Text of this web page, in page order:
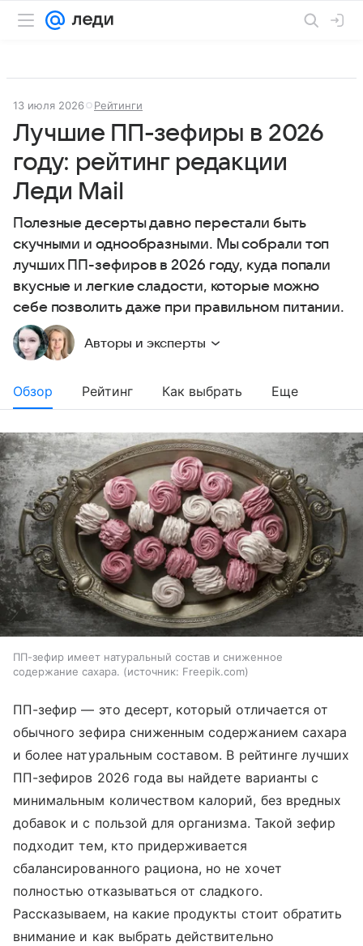
13 июля 2026 Рейтинги
Лучшие ПП-зефиры в 2026
году: рейтинг редакции
Леди Mail
Полезные десерты давно перестали быть
скучными и однообразными. Мы собрали топ
лучших ПП-зефиров в 2026 году, куда попали
вкусные и легкие сладости, которые можно
себе позволить даже при правильном питании.
Авторы и эксперты
Обзор Рейтинг Как выбрать Еще
ПП-зефир имеет натуральный состав и сниженное
содержание сахара.
источник: Freepik.com
ПП-зефир — это десерт, который отличается от
обычного зефира сниженным содержанием сахара
и более натуральным составом. В рейтинге лучших
ПП-зефиров 2026 года вы найдете варианты с
минимальным количеством калорий, без вредных
добавок и с пользой для организма. Такой зефир
подходит тем, кто придерживается
сбалансированного рациона, но не хочет
полностью отказываться от сладкого.
Рассказываем, на какие продукты стоит обратить
внимание и как выбрать действительно